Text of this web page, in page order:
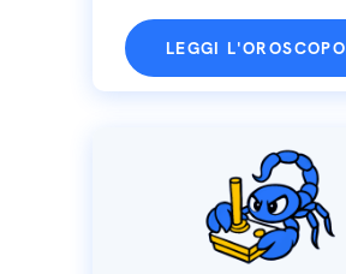
LEGGI L'OROSCOPO